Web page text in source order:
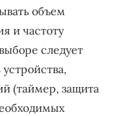
объем
и частоту
следует
(таймер, защита